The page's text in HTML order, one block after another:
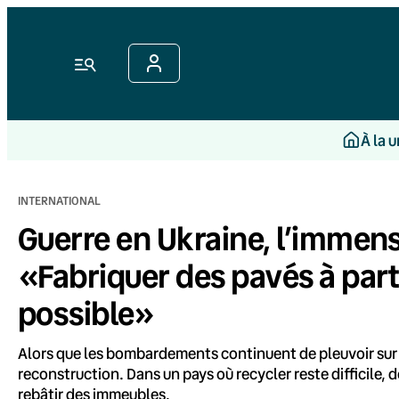
Menu
À la
INTERNATIONAL
Guerre en Ukraine,
«Fabriquer des pavés à
possible»
Alors que les bombardements continuent de pleuvoir
reconstruction. Dans un pays où recycler reste difficile,
rebâtir des immeubles.